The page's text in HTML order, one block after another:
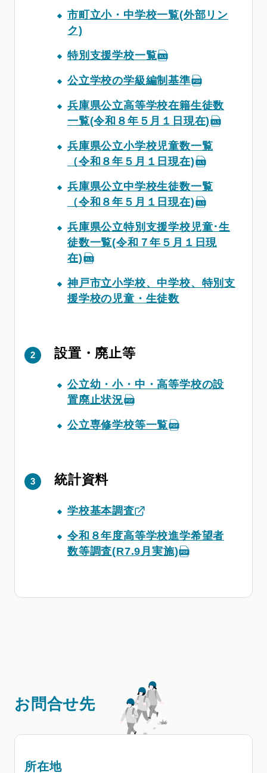
市町立小・中学校一覧(外部リン
ク)
特別支援学校一覧
公立学校の学級編制基準
兵庫県公立高等学校在籍生徒数
一覧(令和８年５月１日現在)
兵庫県公立小学校児童数一覧
（令和８年５月１日現在)
兵庫県公立中学校生徒数一覧
（令和８年５月１日現在)
兵庫県公立特別支援学校児童･生
徒数一覧(令和７年５月１日現
在)
神戸市立小学校、中学校、特別支
援学校の児童・生徒数
設置・廃止等
公立幼・小・中・高等学校の設
置廃止状況
公立専修学校等一覧
統計資料
学校基本調査
令和８年度高等学校進学希望者
数等調査(R7.9月実施)
お問合せ先
所在地